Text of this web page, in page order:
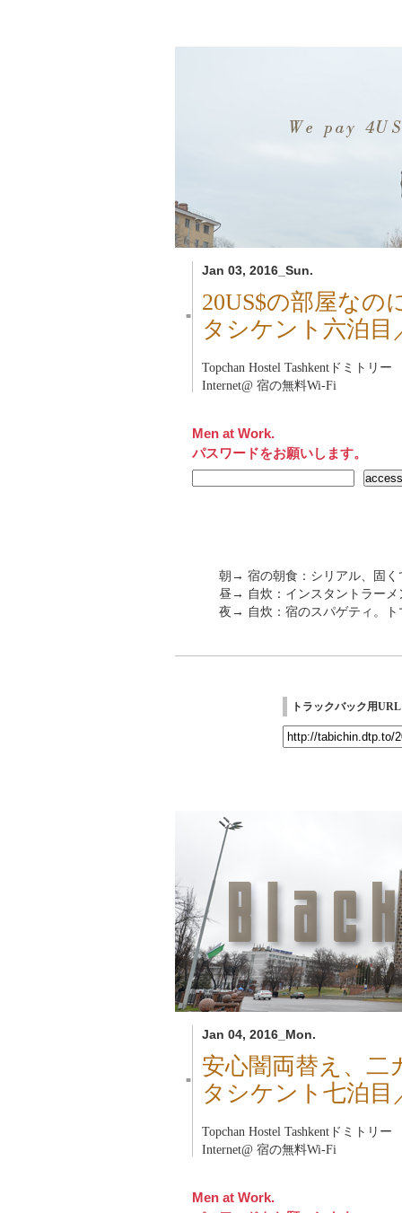
Jan 03, 2016_Sun.
■
20US$の部屋なの
タシケント六泊
Topchan Hostel Tashkent ドミトリー
Internet@ 宿の無料Wi-Fi
Men at Work.
パスワードをお願いします。
朝→ 宿の朝食：シリアル、固く
昼→ 自炊：インスタントラーメ
夜→ 自炊：宿のスパゲティ。ト
トラックバック用URL
Jan 04, 2016_Mon.
■
安心闇両替え、二
タシケント七泊
Topchan Hostel Tashkent ドミトリー
Internet@ 宿の無料Wi-Fi
Men at Work.